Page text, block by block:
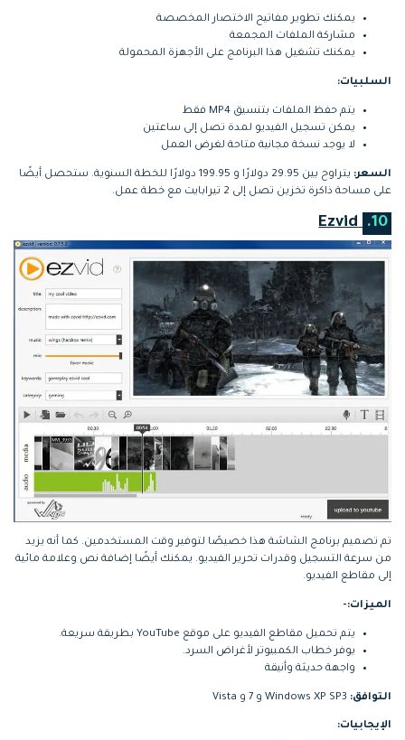
يمكنك تطوير مفاتيح الاختصار المخصصة
مشاركة الملفات المجمعة
يمكنك تشغيل هذا البرنامج على الأجهزة المحمولة
السلبيات:
يتم حفظ الملفات بتنسيق MP4 فقط
يمكن تسجيل الفيديو لمدة تصل إلى ساعتين
لا يوجد نسخة مجانية متاحة لغرض العمل
السعر:
يتراوح بين 29.95 دولارًا و 199.95 دولارًا للخطة السنوية. ستحصل أيضًا
على مساحة ذاكرة تخزين تصل إلى 2 تيرابايت مع خطة عمل.
10.
Ezvid
تم تصميم برنامج الشاشة هذا خصيصًا لتوفير وقت المستخدمين. كما أنه يزيد
من سرعة التسجيل وقدرات تحرير الفيديو. يمكنك أيضًا إضافة نص وعلامة مائية
إلى مقاطع الفيديو.
الميزات:-
يتم تحميل مقاطع الفيديو على موقع YouTube بطريقة سريعة.
يوفر خطاب الكمبيوتر لأغراض السرد.
واجهة حديثة وأنيقة
التوافق: Windows XP SP3 و 7 و Vista
الإيجابيات: